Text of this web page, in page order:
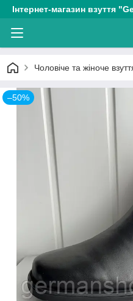
Інтернет-магазин взуття
Чоловіче та жіноче
–50%